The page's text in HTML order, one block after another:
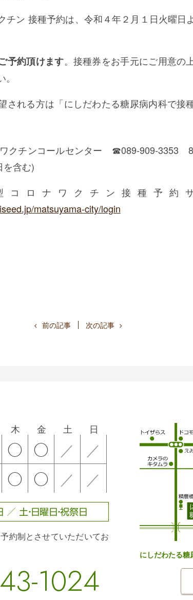
チン 接種予約は、令和４年２月１日火曜日
予約頂けます。接種券をお手元にご用意の
される方は「にしだわたる糖尿病内科で接
クチンコールセンター ☎︎089-909-3353
を含む)
コロナワクチン接種予約
matsuyama-city/login
前の記事 次の記事
木
◯
◯
金
◯
◯
土
／
／
日
／
／
／ 土・日曜日・祝祭日
約制とさせていただいてお
1024
にしだわたる糖